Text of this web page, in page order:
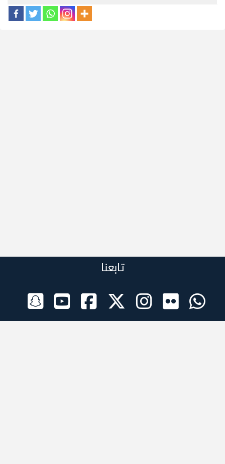
تابعنا